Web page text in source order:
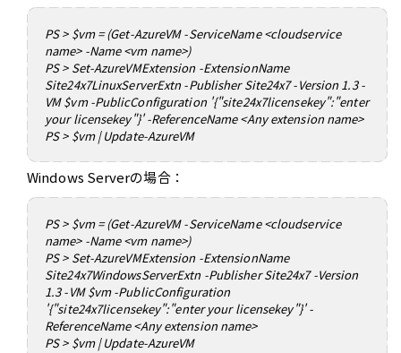
PS > $vm = (Get-AzureVM -ServiceName <cloudservice
name> -Name <vm name>)
PS > Set-AzureVMExtension -ExtensionName
Site24x7LinuxServerExtn -Publisher Site24x7 -Version 1.3 -
VM $vm -PublicConfiguration '{"site24x7licensekey":"enter
your licensekey"}' -ReferenceName <Any extension name>
PS > $vm | Update-AzureVM
Windows Serverの場合：
PS > $vm = (Get-AzureVM -ServiceName <cloudservice
name> -Name <vm name>)
PS > Set-AzureVMExtension -ExtensionName
Site24x7WindowsServerExtn -Publisher Site24x7 -Version
1.3 -VM $vm -PublicConfiguration
'{"site24x7licensekey":"enter your licensekey"}' -
ReferenceName <Any extension name>
PS > $vm | Update-AzureVM